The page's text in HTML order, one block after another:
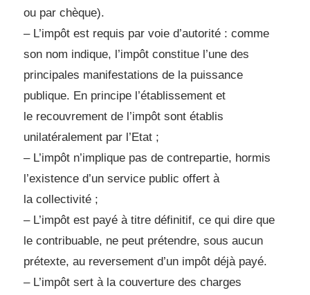
ou par chèque).
– L’impôt est requis par voie d’autorité : comme
son nom indique, l’impôt constitue l’une des
principales manifestations de la puissance
publique. En principe l’établissement et
le recouvrement de l’impôt sont établis
unilatéralement par l’Etat ;
– L’impôt n’implique pas de contrepartie, hormis
l’existence d’un service public offert à
la collectivité ;
– L’impôt est payé à titre définitif, ce qui dire que
le contribuable, ne peut prétendre, sous aucun
prétexte, au reversement d’un impôt déjà payé.
– L’impôt sert à la couverture des charges